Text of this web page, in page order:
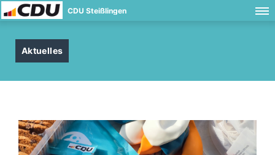
CDU Steißlingen
Aktuelles